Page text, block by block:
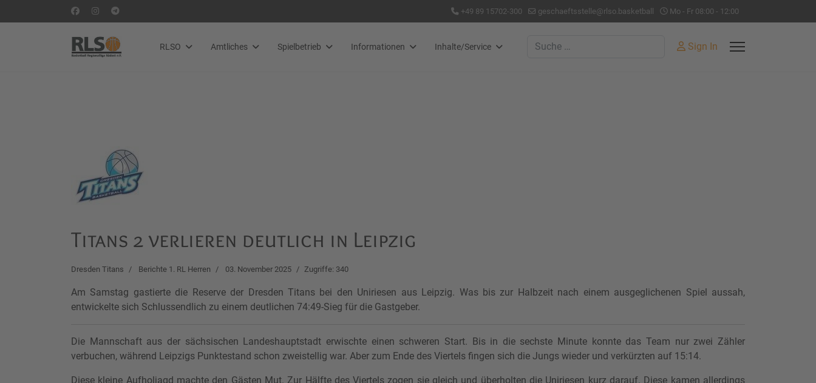
+49 89 15702-300 geschaeftsstelle@rlso.basketball Mo - Fr 08:00 - 12:00
RLSO Amtliches Spielbetrieb Informationen Inhalte/Service Suchen Sign In
Titans 2 verlieren deutlich in Leipzig
Dresden Titans Berichte 1. RL Herren 03. November 2025 Zugriffe: 340
Am Samstag gastierte die Reserve der Dresden Titans bei den Uniriesen aus Leipzig. Was bis zur Halbzeit nach einem ausgeglichenen Spiel aussah,
entwickelte sich Schlussendlich zu einem deutlichen 74:49-Sieg für die Gastgeber.
Die Mannschaft aus der sächsischen Landeshauptstadt erwischte einen schweren Start. Bis in die sechste Minute konnte das Team nur zwei Zähler
verbuchen, während Leipzigs Punktestand schon zweistellig war. Aber zum Ende des Viertels fingen sich die Jungs wieder und verkürzten auf 15:14.
Diese kleine Aufholjagd machte den Gästen Mut. Zur Hälfte des Viertels zogen sie gleich und überholten die Uniriesen kurz darauf. Diese kamen allerdings